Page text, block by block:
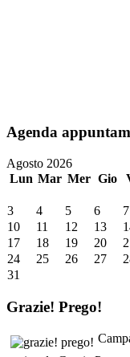
Agenda
Agosto 2026
Lun Mar Mer Gio
3
4 5 6 7
10
11 12 13
17
18 19 20
24
25 26 27
31
Grazie! Prego!